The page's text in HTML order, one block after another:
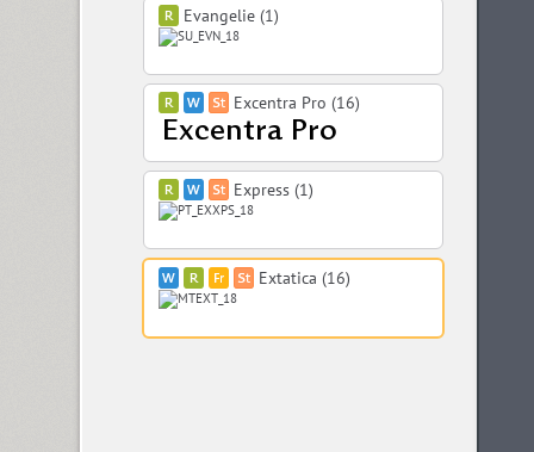
Evangelie (1)
Excentra Pro (16)
Express (1)
Extatica (16)